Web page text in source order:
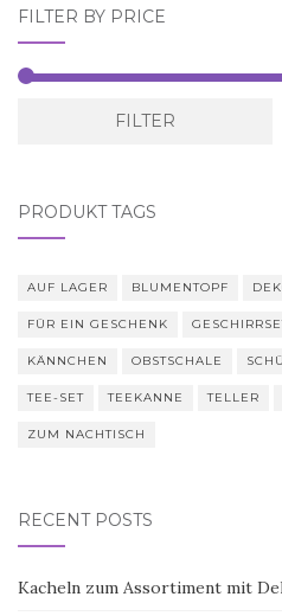
FILTER BY PRICE
FILTER
PRODUKT TAGS
AUF LAGER BLUMENTOPF
FÜR EIN GESCHENK
KÄNNCHEN OBSTSCHALE
TEE-SET TEEKANNE TELLER
ZUM NACHTISCH
RECENT POSTS
Kacheln zum Assortiment mit